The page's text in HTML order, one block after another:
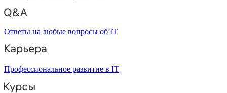
Ответы на любые вопросы об IT
Профессиональное развитие в IT